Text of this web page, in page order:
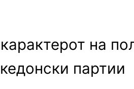
на
партии